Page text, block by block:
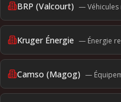
BRP (Valcourt) —
Kruger Énergie — Énergie
Camso (Magog) —